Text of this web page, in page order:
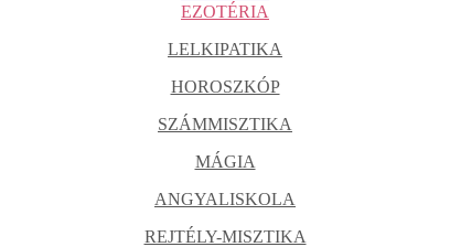
EZOTÉRIA
LELKIPATIKA
HOROSZKÓP
SZÁMMISZTIKA
MÁGIA
ANGYALISKOLA
REJTÉLY-MISZTIKA